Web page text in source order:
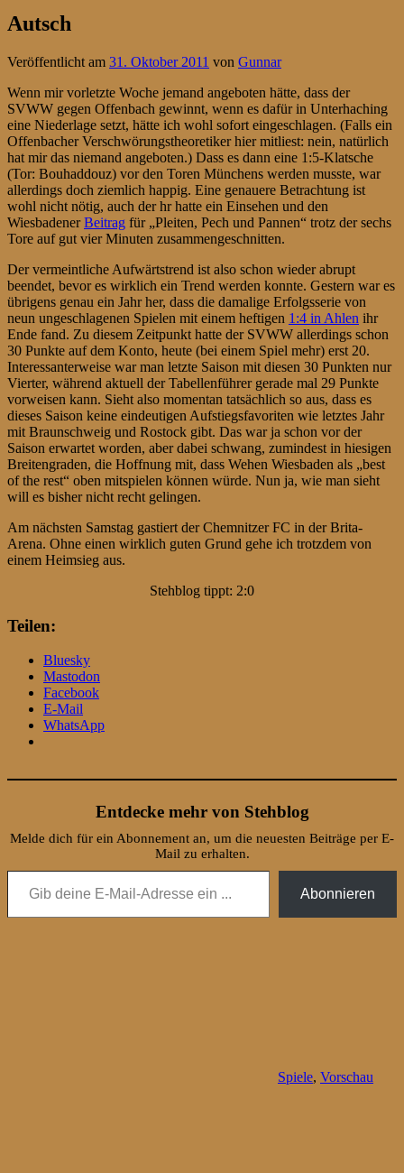
Autsch
Veröffentlicht am 31. Oktober 2011 von Gunnar
Wenn mir vorletzte Woche jemand angeboten hätte, dass der
SVWW gegen Offenbach gewinnt, wenn es dafür in Unterhaching
eine Niederlage setzt, hätte ich wohl sofort eingeschlagen. (Falls ein
Offenbacher Verschwörungstheoretiker hier mitliest: nein, natürlich
hat mir das niemand angeboten.) Dass es dann eine 1:5-Klatsche
(Tor: Bouhaddouz) vor den Toren Münchens werden musste, war
allerdings doch ziemlich happig. Eine genauere Betrachtung ist
wohl nicht nötig, auch der hr hatte ein Einsehen und den
WiesbadenerBeitrag für „Pleiten, Pech und Pannen“ trotz der sechs
Tore auf gut vier Minuten zusammengeschnitten.
Der vermeintliche Aufwärtstrend ist also schon wieder abrupt
beendet, bevor es wirklich ein Trend werden konnte. Gestern war es
übrigens genau ein Jahr her, dass die damalige Erfolgsserie von
neun ungeschlagenen Spielen mit einem heftigen 1:4 in Ahlen ihr
Ende fand. Zu diesem Zeitpunkt hatte der SVWW allerdings schon
30 Punkte auf dem Konto, heute (bei einem Spiel mehr) erst 20.
Interessanterweise war man letzte Saison mit diesen 30 Punkten nur
Vierter, während aktuell der Tabellenführer gerade mal 29 Punkte
vorweisen kann. Sieht also momentan tatsächlich so aus, dass es
dieses Saison keine eindeutigen Aufstiegsfavoriten wie letztes Jahr
mit Braunschweig und Rostock gibt. Das war ja schon vor der
Saison erwartet worden, aber dabei schwang, zumindest in hiesigen
Breitengraden, die Hoffnung mit, dass Wehen Wiesbaden als „best
of the rest“ oben mitspielen können würde. Nun ja, wie man sieht
will es bisher nicht recht gelingen.
Am nächsten Samstag gastiert der Chemnitzer FC in der Brita-
Arena. Ohne einen wirklich guten Grund gehe ich trotzdem von
einem Heimsieg aus.
Stehblog tippt: 2:0
Teilen:
Bluesky
Mastodon
Facebook
E-Mail
WhatsApp
Entdecke mehr von Stehblog
Melde dich für ein Abonnement an, um die neuesten Beiträge per E-
Mail zu erhalten.
Gib deine E-Mail-Adresse ein ...
Abonnieren
Spiele, Vorschau